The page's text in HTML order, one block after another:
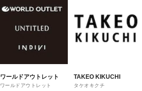
ワールドアウトレット
ワールドアウトレット
TAKEO KIKUCHI
タケオキクチ